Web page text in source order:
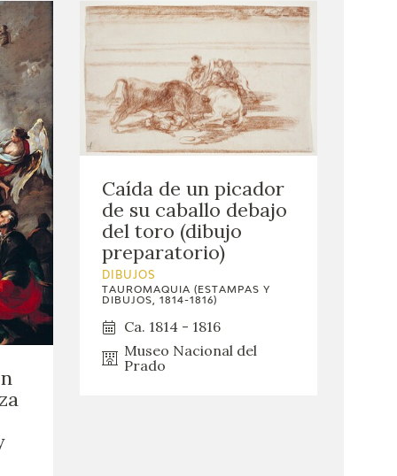
Caída de un picador
de su caballo debajo
del toro (dibujo
preparatorio)
DIBUJOS
TAUROMAQUIA (ESTAMPAS Y
DIBUJOS, 1814-1816)
Ca. 1814 - 1816
Museo Nacional del
Prado